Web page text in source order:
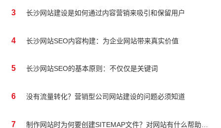
3 长沙网站建设是如何通过内容营销来吸引和保留用户
4 长沙网站SEO内容构建：为企业网站带来真实价值
5 长沙网站SEO的基本原则：不仅仅是关键词
6 没有流量转化？营销型公司网站建设的问题必须知道
7